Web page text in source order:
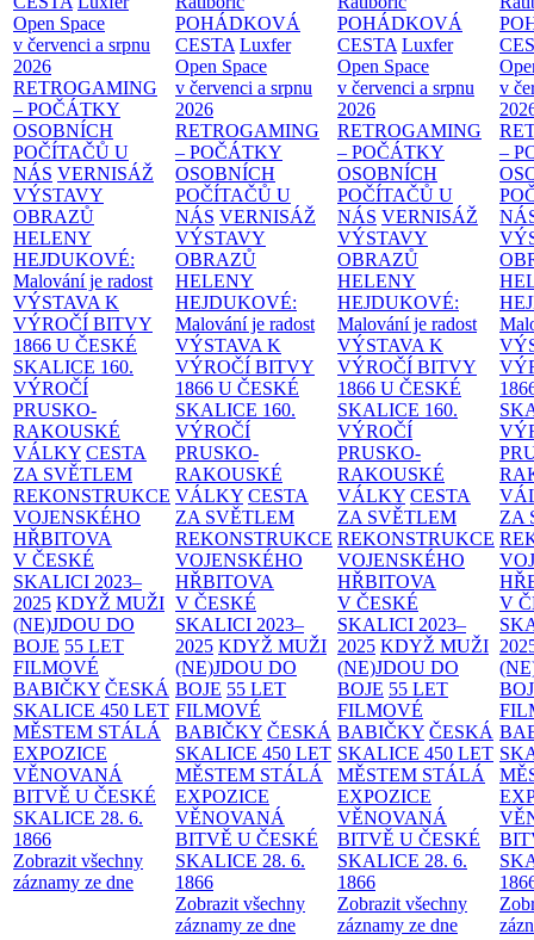
Open Space
v červenci a srpnu
2026
RETROGAMING
– POČÁTKY
OSOBNÍCH
POČÍTAČŮ U
NÁS VERNISÁŽ
VÝSTAVY
OBRAZŮ
HELENY
HEJDUKOVÉ:
Malování je radost
VÝSTAVA K
VÝROČÍ BITVY
1866 U ČESKÉ
SKALICE 160.
VÝROČÍ
PRUSKO-
RAKOUSKÉ
VÁLKY CESTA
ZA SVĚTLEM
REKONSTRUKCE
VOJENSKÉHO
HŘBITOVA
V ČESKÉ
SKALICI 2023–
2025 KDYŽ MUŽI
(NE)JDOU DO
BOJE 55 LET
FILMOVÉ
BABIČKY ČESKÁ
SKALICE 450 LET
MĚSTEM STÁLÁ
EXPOZICE
VĚNOVANÁ
BITVĚ U ČESKÉ
SKALICE 28. 6.
1866
Zobrazit všechny
záznamy ze dne
POHÁDKOVÁ
CESTA Luxfer
Open Space
v červenci a srpnu
2026
RETROGAMING
– POČÁTKY
OSOBNÍCH
POČÍTAČŮ U
NÁS VERNISÁŽ
VÝSTAVY
OBRAZŮ
HELENY
HEJDUKOVÉ:
Malování je radost
VÝSTAVA K
VÝROČÍ BITVY
1866 U ČESKÉ
SKALICE 160.
VÝROČÍ
PRUSKO-
RAKOUSKÉ
VÁLKY CESTA
ZA SVĚTLEM
REKONSTRUKCE
VOJENSKÉHO
HŘBITOVA
V ČESKÉ
SKALICI 2023–
2025 KDYŽ MUŽI
(NE)JDOU DO
BOJE 55 LET
FILMOVÉ
BABIČKY ČESKÁ
SKALICE 450 LET
MĚSTEM STÁLÁ
EXPOZICE
VĚNOVANÁ
BITVĚ U ČESKÉ
SKALICE 28. 6.
1866
Zobrazit všechny
záznamy ze dne
POHÁDKOVÁ
CESTA Luxfer
Open Space
v červenci a srpnu
2026
RETROGAMING
– POČÁTKY
OSOBNÍCH
POČÍTAČŮ U
NÁS VERNISÁŽ
VÝSTAVY
OBRAZŮ
HELENY
HEJDUKOVÉ:
Malování je radost
VÝSTAVA K
VÝROČÍ BITVY
1866 U ČESKÉ
SKALICE 160.
VÝROČÍ
PRUSKO-
RAKOUSKÉ
VÁLKY CESTA
ZA SVĚTLEM
REKONSTRUKCE
VOJENSKÉHO
HŘBITOVA
V ČESKÉ
SKALICI 2023–
2025 KDYŽ MUŽI
(NE)JDOU DO
BOJE 55 LET
FILMOVÉ
BABIČKY ČESKÁ
SKALICE 450 LET
MĚSTEM STÁLÁ
EXPOZICE
VĚNOVANÁ
BITVĚ U ČESKÉ
SKALICE 28. 6.
1866
Zobrazit všechny
záznamy ze dne
v
–
ZA
V